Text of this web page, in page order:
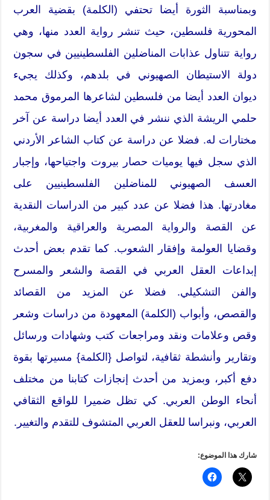
وبمناسبة الثورة أيضا تحتفي (الكلمة) بقضية العرب
المحورية فلسطين، حيث تنشر رواية العدد منها، وهي
رواية تتناول عذابات المناضلين الفلسطينيين في سجون
دولة الاستيطان الصهيوني في بلدهم، وكذلك يجيء
ديوان العدد أيضا من فلسطين لشاعرها المرموق محمد
حلمي الريشة الذي ننشر في العدد أيضا دراسة عن آخر
مختارات له. فضلا عن دراسة عن كتاب الشاعر الأردني
الذي سجل فيها يوميات حصار بيروت واجتياحها، وإجبار
العسف الصهيوني للمناضلين الفلسطينيين على
مغادرتها. هذا فضلا عن عدد كبير من الدراسات النقدية
عن القصة والرواية المصرية والعراقية والمغربية،
وقضايا العولمة وإفقار الشعوب. كما تقدم بعض أحدث
إبداعات العقل العربي في القصة والشعر والمسرح
والفن التشكيلي. فضلا عن المزيد من القصائد
والقصص، وأبواب (الكلمة) المعهودة من دراسات وشعر
وقص وعلامات ونقد ومراجعات كتب وشهادات ورسائل
وتقارير وأنشطة ثقافية، لتواصل {الكلمة} مسيرتها بقوة
دفع أكبر، وبمزيد من أحدث إنجازات كتابنا من مختلف
أنحاء الوطن العربي. كي تظل ضميرا للواقع الثقافي
العربي، ونبراسا للعقل العربي المتشوف للتقدم والتغيير.
شارك هذا الموضوع: